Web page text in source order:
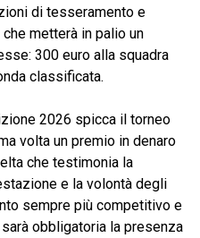
di tesseramento e
metterà in palio un
300 euro alla squadra
classificata.
2026 spicca il torneo
volta un premio in denaro
che testimonia la
e la volontà degli
sempre più competitivo e
obbligatoria la presenza